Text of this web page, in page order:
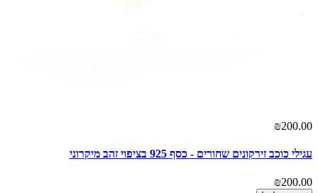
₪200.00
עגילי כוכב זירקונים שחורים - כסף 925 בציפוי זהב מיקרוני
₪200.00